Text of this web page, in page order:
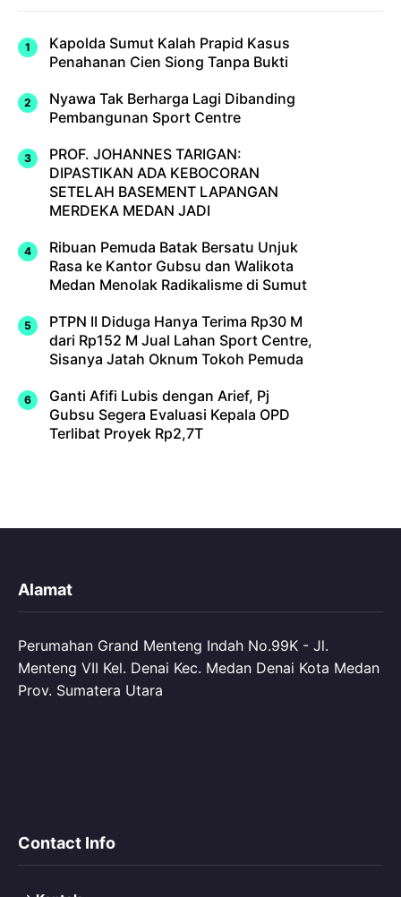
Kapolda Sumut Kalah Prapid Kasus
Penahanan Cien Siong Tanpa Bukti
Nyawa Tak Berharga Lagi Dibanding
Pembangunan Sport Centre
PROF. JOHANNES TARIGAN:
DIPASTIKAN ADA KEBOCORAN
SETELAH BASEMENT LAPANGAN
MERDEKA MEDAN JADI
Ribuan Pemuda Batak Bersatu Unjuk
Rasa ke Kantor Gubsu dan Walikota
Medan Menolak Radikalisme di Sumut
PTPN II Diduga Hanya Terima Rp30 M
dari Rp152 M Jual Lahan Sport Centre,
Sisanya Jatah Oknum Tokoh Pemuda
Ganti Afifi Lubis dengan Arief, Pj
Gubsu Segera Evaluasi Kepala OPD
Terlibat Proyek Rp2,7T
Alamat
Perumahan Grand Menteng Indah No.99K - Jl.
Menteng VII Kel. Denai Kec. Medan Denai Kota Medan
Prov. Sumatera Utara
Contact Info